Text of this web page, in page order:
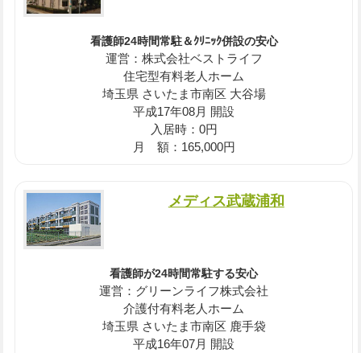
看護師24時間常駐＆ｸﾘﾆｯｸ併設の安心
運営：株式会社ベストライフ
住宅型有料老人ホーム
埼玉県 さいたま市南区 大谷場
平成17年08月 開設
入居時：0円
月 額：165,000円
メディス武蔵浦和
看護師が24時間常駐する安心
運営：グリーンライフ株式会社
介護付有料老人ホーム
埼玉県 さいたま市南区 鹿手袋
平成16年07月 開設